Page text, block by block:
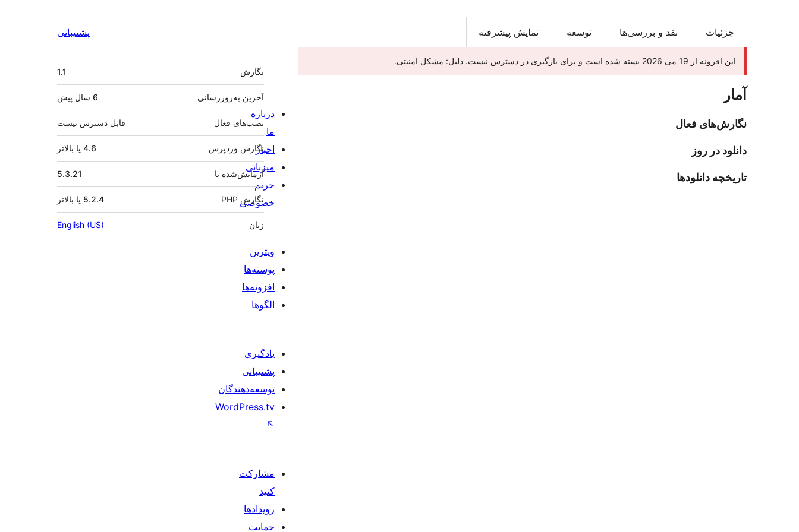
جزئیات نقد و بررسی‌ها توسعه نمایش پیشرفته پشتیبانی
این افزونه از 19 می 2026 بسته شده است و برای بارگیری در دسترس نیست. دلیل: مشکل امنیتی.
آمار
نگارش‌های فعال
دانلود در روز
تاریخچه دانلودها
اطلاعات
نگارش 1.1
آخرین به‌روزرسانی 6 سال پیش
نصب‌های فعال قابل دسترس نیست
نگارش وردپرس 4.6 یا بالاتر
آزمایش‌شده تا 5.3.21
نگارش PHP 5.2.4 یا بالاتر
زبان English (US)
درباره
ما
اخبار
میزبانی
حریم
خصوصی
ویترین
پوسته‌ها
افزونه‌ها
الگوها
یادگیری
پشتیبانی
توسعه‌دهندگان
WordPress.tv
↖
مشارکت
کنید
رویدادها
حمایت